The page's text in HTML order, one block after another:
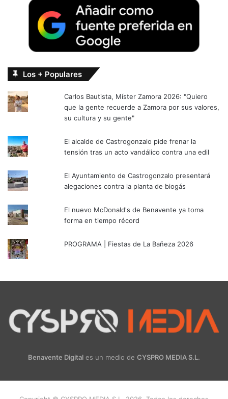
Los + Populares
Carlos Bautista, Míster Zamora 2026: "Quiero
que la gente recuerde a Zamora por sus valores,
su cultura y su gente"
El alcalde de Castrogonzalo pide frenar la
tensión tras un acto vandálico contra una edil
El Ayuntamiento de Castrogonzalo presentará
alegaciones contra la planta de biogás
El nuevo McDonald's de Benavente ya toma
forma en tiempo récord
PROGRAMA | Fiestas de La Bañeza 2026
Benavente Digital es un medio de CYSPRO MEDIA S.L.